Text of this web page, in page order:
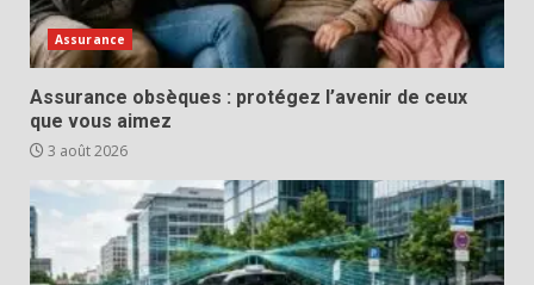
Assurance
Assurance obsèques : protégez l’avenir de ceux
que vous aimez
3 août 2026